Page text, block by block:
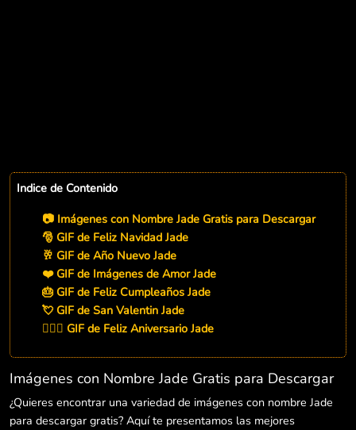
Indice de Contenido
📷 Imágenes con Nombre Jade Gratis para Descargar
🎅 GIF de Feliz Navidad Jade
🥂 GIF de Año Nuevo Jade
❤️ GIF de Imágenes de Amor Jade
🎂 GIF de Feliz Cumpleaños Jade
💘 GIF de San Valentin Jade
👨‍❤️‍👨 GIF de Feliz Aniversario Jade
Imágenes con Nombre Jade Gratis para Descargar
¿Quieres encontrar una variedad de imágenes con nombre Jade
para descargar gratis? Aquí te presentamos las mejores